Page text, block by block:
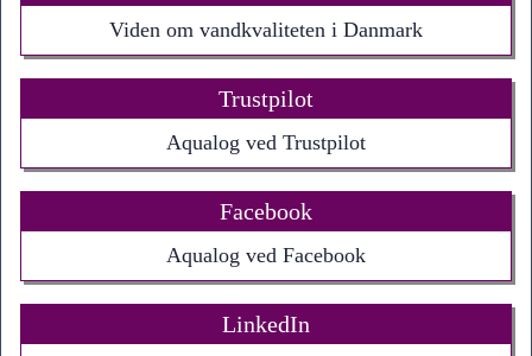
Viden om vandkvaliteten i Danmark
Trustpilot
Aqualog ved Trustpilot
Facebook
Aqualog ved Facebook
LinkedIn